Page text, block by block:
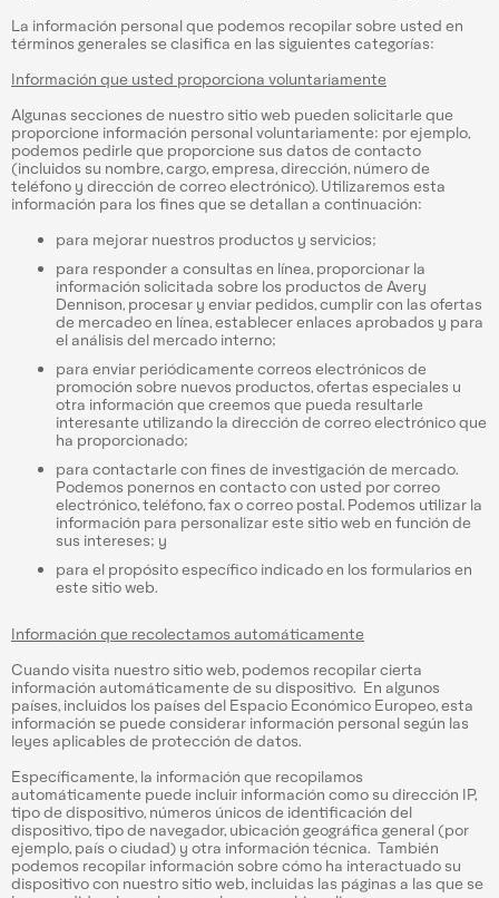
La información personal que podemos recopilar sobre usted en
términos generales se clasifica en las siguientes categorías:
Información que usted proporciona voluntariamente
Algunas secciones de nuestro sitio web pueden solicitarle que
proporcione información personal voluntariamente: por ejemplo,
podemos pedirle que proporcione sus datos de contacto
(incluidos su nombre, cargo, empresa, dirección, número de
teléfono y dirección de correo electrónico). Utilizaremos esta
información para los fines que se detallan a continuación:
para mejorar nuestros productos y servicios;
para responder a consultas en línea, proporcionar la
información solicitada sobre los productos de Avery
Dennison, procesar y enviar pedidos, cumplir con las ofertas
de mercadeo en línea, establecer enlaces aprobados y para
el análisis del mercado interno;
para enviar periódicamente correos electrónicos de
promoción sobre nuevos productos, ofertas especiales u
otra información que creemos que pueda resultarle
interesante utilizando la dirección de correo electrónico que
ha proporcionado;
para contactarle con fines de investigación de mercado.
Podemos ponernos en contacto con usted por correo
electrónico, teléfono, fax o correo postal. Podemos utilizar la
información para personalizar este sitio web en función de
sus intereses; y
para el propósito específico indicado en los formularios en
este sitio web.
Información que recolectamos automáticamente
Cuando visita nuestro sitio web, podemos recopilar cierta
información automáticamente de su dispositivo. En algunos
países, incluidos los países del Espacio Económico Europeo, esta
información se puede considerar información personal según las
leyes aplicables de protección de datos.
Específicamente, la información que recopilamos
automáticamente puede incluir información como su dirección IP,
tipo de dispositivo, números únicos de identificación del
dispositivo, tipo de navegador, ubicación geográfica general (por
ejemplo, país o ciudad) y otra información técnica. También
podemos recopilar información sobre cómo ha interactuado su
dispositivo con nuestro sitio web, incluidas las páginas a las que se